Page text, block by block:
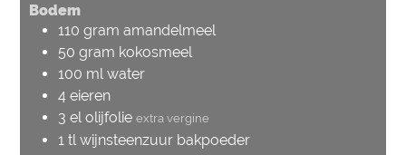
Bodem
110 gram amandelmeel
50 gram kokosmeel
100 ml water
4 eieren
3 el olijfolie extra vergine
1 tl wijnsteenzuur bakpoeder